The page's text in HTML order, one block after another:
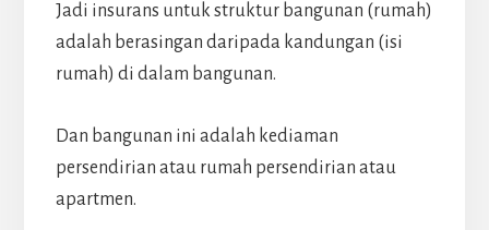
Jadi insurans untuk struktur bangunan (rumah)
adalah berasingan daripada kandungan (isi
rumah) di dalam bangunan.
Dan bangunan ini adalah kediaman
persendirian atau rumah persendirian atau
apartmen.